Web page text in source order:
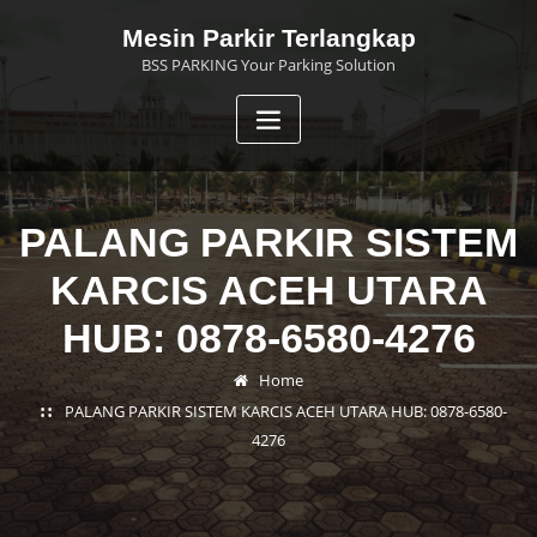
Mesin Parkir Terlangkap
BSS PARKING Your Parking Solution
PALANG PARKIR SISTEM
KARCIS ACEH UTARA
HUB: 0878-6580-4276
Home
PALANG PARKIR SISTEM KARCIS ACEH UTARA HUB: 0878-6580-
4276